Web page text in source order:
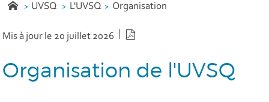
UVSQ L'UVSQ Organisation
Mis à jour le 20 juillet 2026
Organisation de l'UVSQ